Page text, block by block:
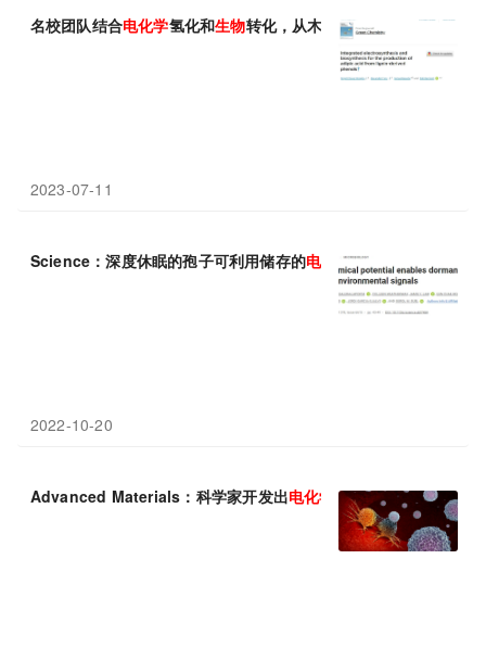
名校团队结合电化学氢化和生物转化，从木质素解聚单体合成尼龙
2023-07-11
Science：深度休眠的孢子可利用储存的电化学能量来评估它们的
2022-10-20
Advanced Materials：科学家开发出电化学 溶瘤生物反应器